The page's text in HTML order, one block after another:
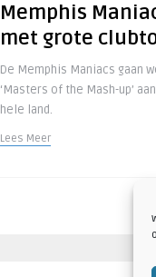
Memphis
met grote
De Memphis Maniacs gaan
‘Masters of the Mash-up’
hele land.
Lees Meer